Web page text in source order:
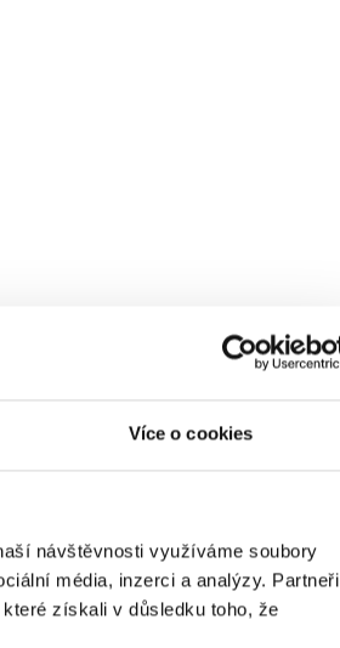
Více o cookies
návštěvnosti využíváme soubory
média, inzerci a analýzy. Partneři
získali v důsledku toho, že